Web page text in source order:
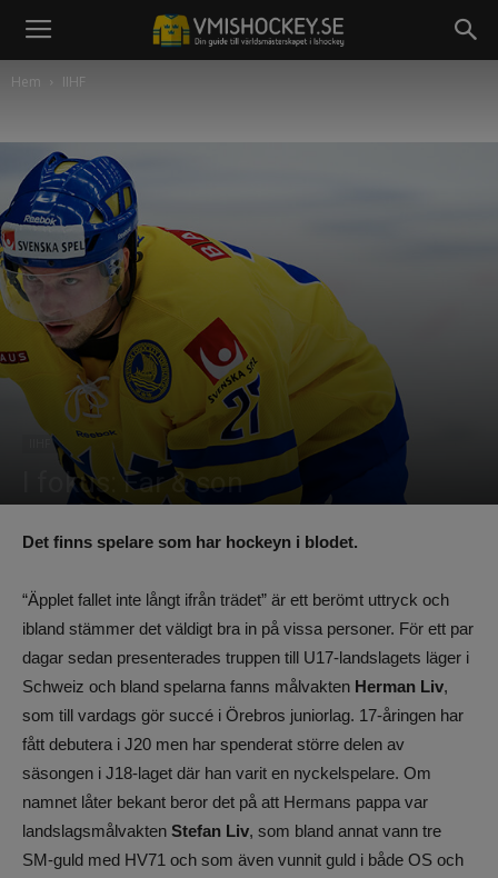
Hem IIHF
I fokus: Far & son
Det finns spelare som har hockeyn i blodet.
“Äpplet fallet inte långt ifrån trädet” är ett berömt uttryck och
ibland stämmer det väldigt bra in på vissa personer. För ett par
dagar sedan presenterades truppen till U17-landslagets läger i
Schweiz och bland spelarna fanns målvakten Herman Liv,
som till vardags gör succé i Örebros juniorlag. 17-åringen har
fått debutera i J20 men har spenderat större delen av
säsongen i J18-laget där han varit en nyckelspelare. Om
namnet låter bekant beror det på att Hermans pappa var
landslagsmålvakten Stefan Liv, som bland annat vann tre
SM-guld med HV71 och som även vunnit guld i både OS och